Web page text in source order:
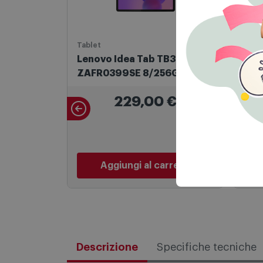
Tablet
Lenovo Idea Tab TB336FU
Luna Grey + pen TB336F
Aggiungi al carrello
TV